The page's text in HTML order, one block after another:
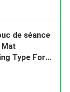
de séance
Type For